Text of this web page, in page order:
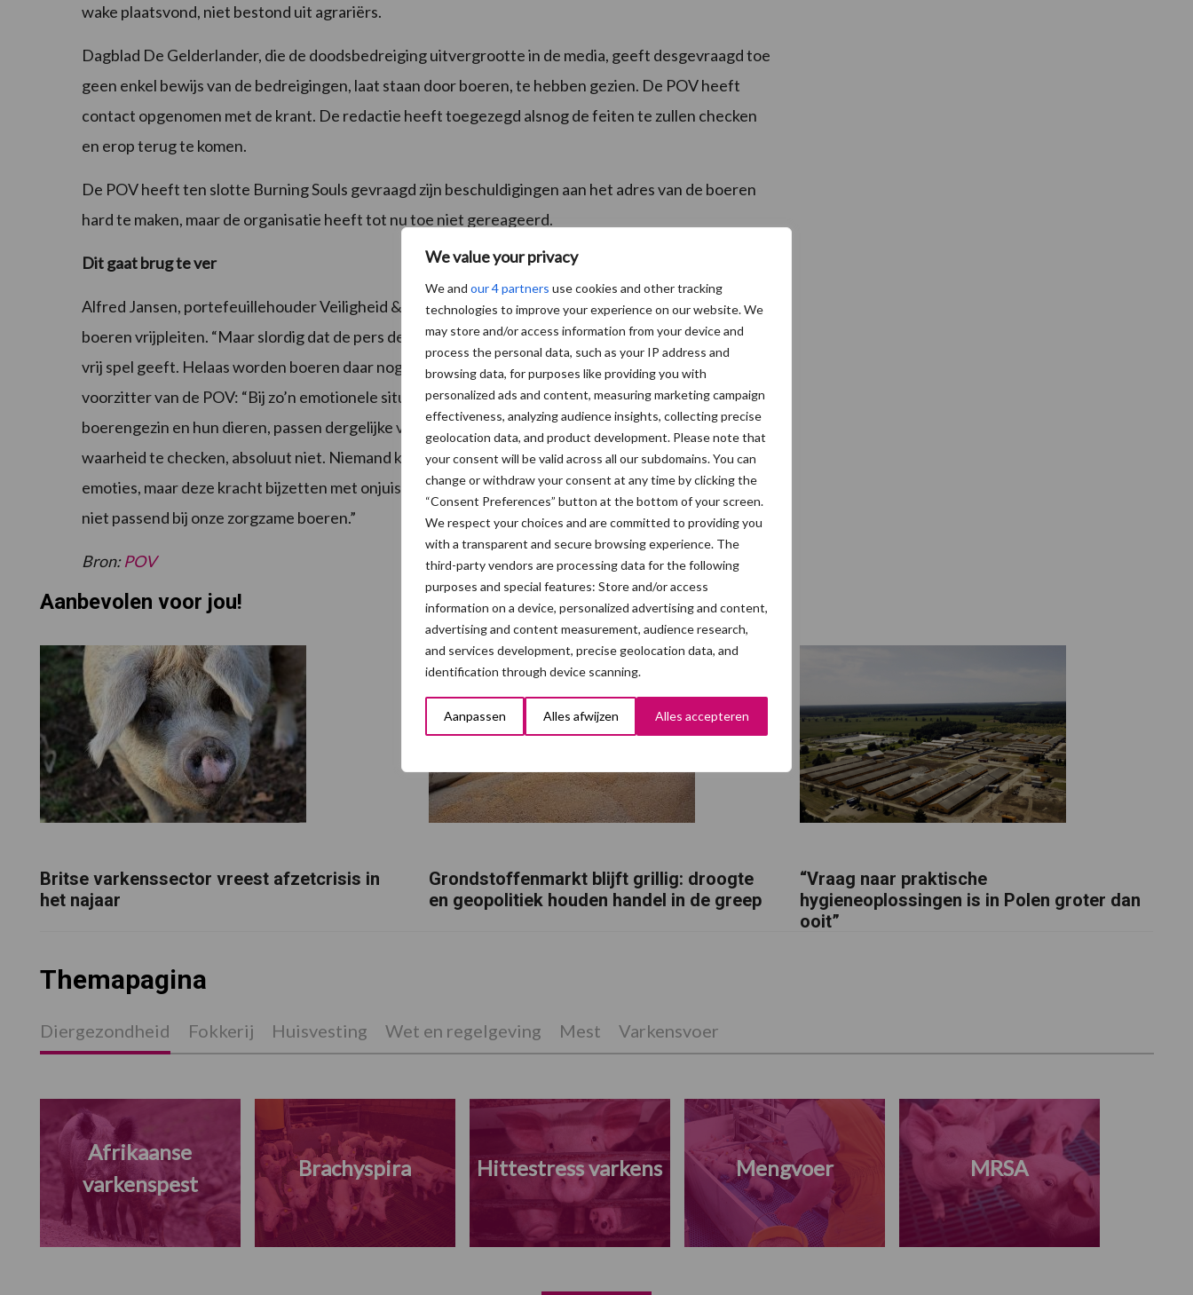
We value your privacy
We and our 4 partners use cookies and other tracking
technologies to improve your experience on our website. We
may store and/or access information from your device and
process the personal data, such as your IP address and
browsing data, for purposes like providing you with
personalized ads and content, measuring marketing campaign
effectiveness, analyzing audience insights, collecting precise
geolocation data, and product development. Please note that
your consent will be valid across all our subdomains. You can
change or withdraw your consent at any time by clicking the
“Consent Preferences” button at the bottom of your screen.
We respect your choices and are committed to providing you
with a transparent and secure browsing experience. The
third-party vendors are processing data for the following
purposes and special features: Store and/or access
information on a device, personalized advertising and content,
advertising and content measurement, audience research,
and services development, precise geolocation data, and
identification through device scanning.
Aanpassen Alles afwijzen Alles accepteren
wake plaatsvond, niet bestond uit agrariërs.
Dagblad De Gelderlander, die de doodsbedreiging uitvergrootte in de media, geeft desgevraagd toe
geen enkel bewijs van de bedreigingen, laat staan door boeren, te hebben gezien. De POV heeft
contact opgenomen met de krant. De redactie heeft toegezegd alsnog de feiten te zullen checken
en erop terug te komen.
De POV heeft ten slotte Burning Souls gevraagd zijn beschuldigingen aan het adres van de boeren
hard te maken, maar de organisatie heeft tot nu toe niet gereageerd.
Dit gaat brug te ver
Alfred Jansen, portefeuillehouder Veiligheid & Pacht bij LTO Nederland is blij dat de feiten de
boeren vrijpleiten. “Maar slordig dat de pers de berichtgeving niet checkt en daarmee 'fakenieuws'
vrij spel geeft. Helaas worden boeren daar nog te vaak te negatief door weggezet.” Eric Douma, vice
voorzitter van de POV: “Bij zo’n emotionele situatie als een stalbrand, met veel leed voor het
boerengezin en hun dieren, passen dergelijke verdachtmakingen aan de boerenstand zonder die op
waarheid te checken, absoluut niet. Niemand kan erop tegen zijn dat mensen uiting geven aan hun
emoties, maar deze kracht bijzetten met onjuiste beschuldiging, daarmee ga je een brug te ver. Dit is
niet passend bij onze zorgzame boeren.”
Bron:POV
Aanbevolen voor jou!
Britse varkenssector vreest afzetcrisis in
het najaar
Grondstoffenmarkt blijft grillig: droogte
en geopolitiek houden handel in de greep
“Vraag naar praktische
hygieneoplossingen is in Polen groter dan
ooit”
Themapagina
Diergezondheid Fokkerij Huisvesting Wet en regelgeving Mest Varkensvoer
Afrikaanse
varkenspest
Brachyspira Hittestress varkens Mengvoer MRSA